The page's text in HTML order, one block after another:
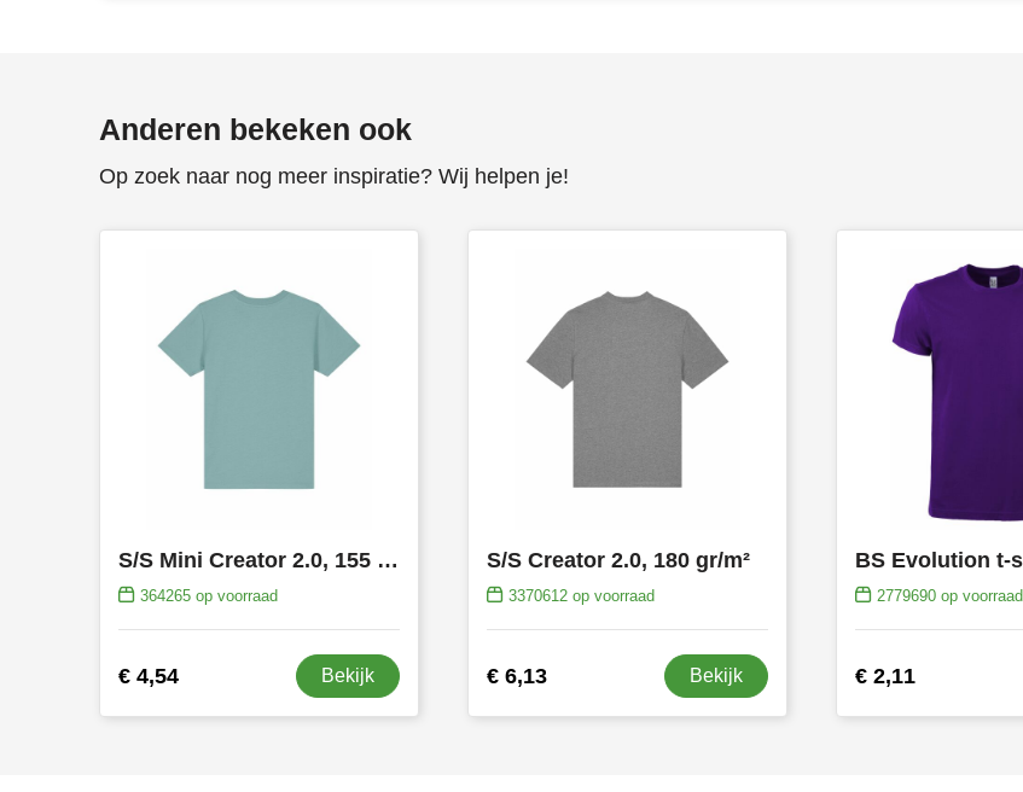
Anderen bekeken ook
Op zoek naar nog meer inspiratie? Wij helpen je!
S/S Mini Creator 2.0, 155 gr/m²
364265op voorraad
€ 4,54 Bekijk
S/S Creator 2.0, 180 gr/m²
3370612op voorraad
€ 6,13 Bekijk
2779690 op voorraad
€ 2,11